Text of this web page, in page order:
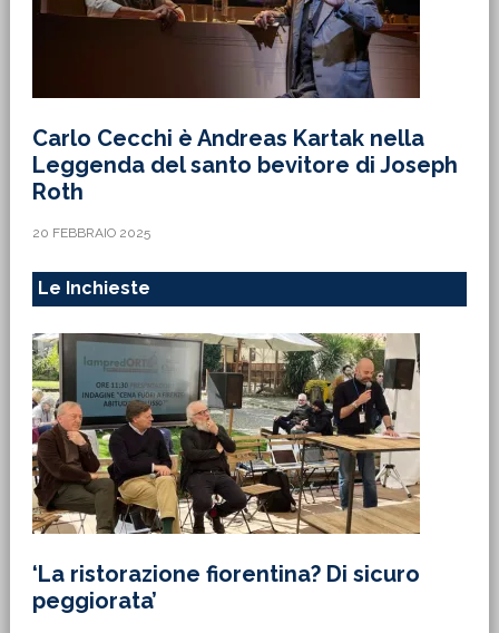
Carlo Cecchi è Andreas Kartak nella
Leggenda del santo bevitore di Joseph
Roth
20 FEBBRAIO 2025
Le Inchieste
‘La ristorazione fiorentina? Di sicuro
peggiorata’